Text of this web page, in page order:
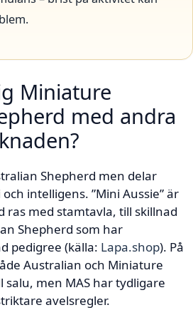
Miniature
med andra
Shepherd men delar
intelligens. ”Mini Aussie” är
ras med stamtavla, till skillnad
Shepherd som har
pedigree (källa: Lapa.shop). På
Australian och Miniature
men MAS har tydligare
avelsregler.